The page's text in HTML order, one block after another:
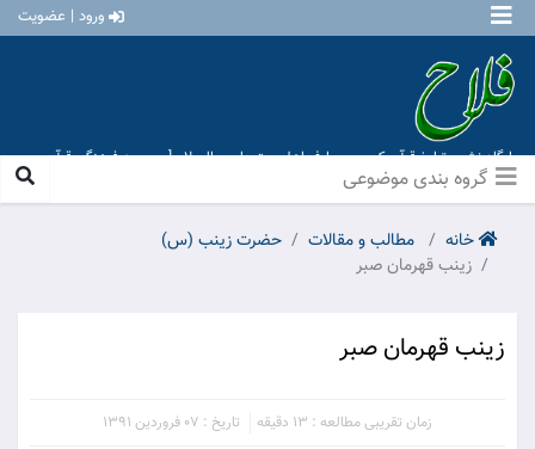
ورود | عضویت
پایگاه نشر و تبلیغ قرآن کریم و معارف اهل بیت علیهم السلام [ موسسه فرهنگی قرآن و
عترت منهاج عشق آباد ]
خانه مطالب و مقالات
حضرت زينب (س)
زینب قهرمان صبر
زینب قهرمان صبر
زمان تقریبی مطالعه : 13 دقیقه تاریخ : 07 فروردین 1391